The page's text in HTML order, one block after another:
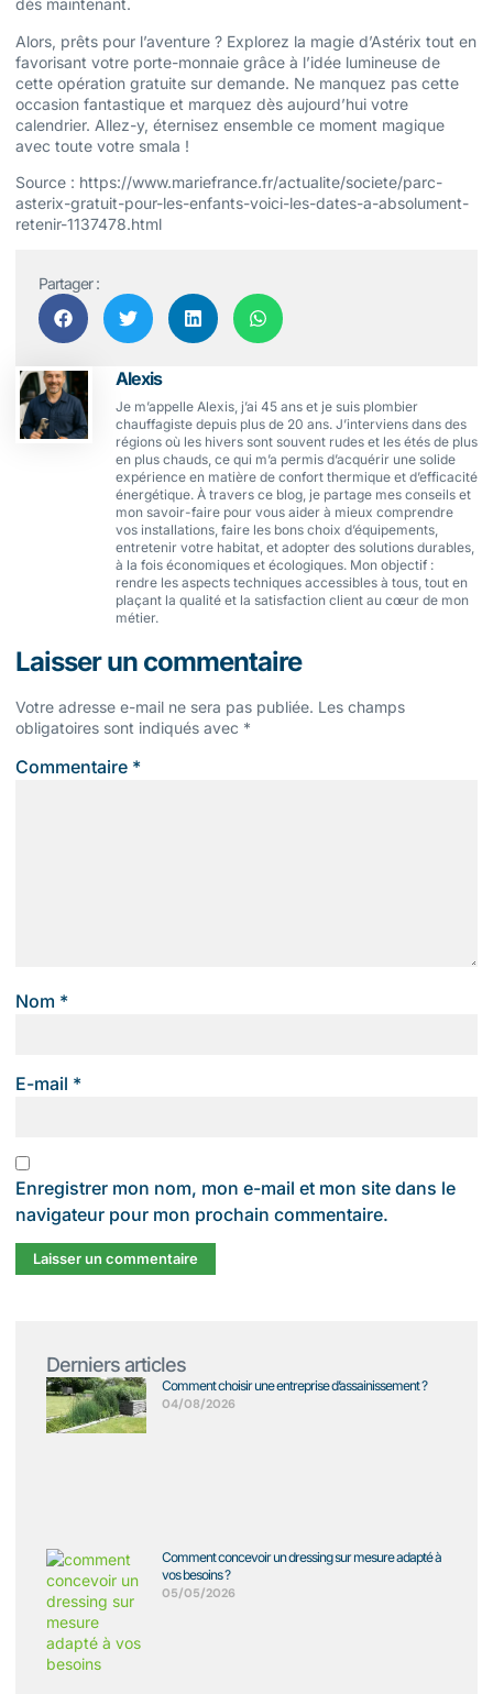
dès maintenant.
Alors, prêts pour l’aventure ? Explorez la magie d’Astérix tout en
favorisant votre porte-monnaie grâce à l’idée lumineuse de
cette opération gratuite sur demande. Ne manquez pas cette
occasion fantastique et marquez dès aujourd’hui votre
calendrier. Allez-y, éternisez ensemble ce moment magique
avec toute votre smala !
Source : https://www.mariefrance.fr/actualite/societe/parc-
asterix-gratuit-pour-les-enfants-voici-les-dates-a-absolument-
retenir-1137478.html
Partager :
Alexis
Je m’appelle Alexis, j’ai 45 ans et je suis plombier
chauffagiste depuis plus de 20 ans. J’interviens dans des
régions où les hivers sont souvent rudes et les étés de plus
en plus chauds, ce qui m’a permis d’acquérir une solide
expérience en matière de confort thermique et d’efficacité
énergétique. À travers ce blog, je partage mes conseils et
mon savoir-faire pour vous aider à mieux comprendre
vos installations, faire les bons choix d’équipements,
entretenir votre habitat, et adopter des solutions durables,
à la fois économiques et écologiques. Mon objectif :
rendre les aspects techniques accessibles à tous, tout en
plaçant la qualité et la satisfaction client au cœur de mon
métier.
Laisser un commentaire
Votre adresse e-mail ne sera pas publiée. Les champs
obligatoires sont indiqués avec *
Commentaire *
Nom *
E-mail *
Enregistrer mon nom, mon e-mail et mon site dans le
navigateur pour mon prochain commentaire.
Derniers articles
Comment choisir une entreprise d’assainissement ?
04/08/2026
Comment concevoir un dressing sur mesure adapté à
vos besoins ?
05/05/2026